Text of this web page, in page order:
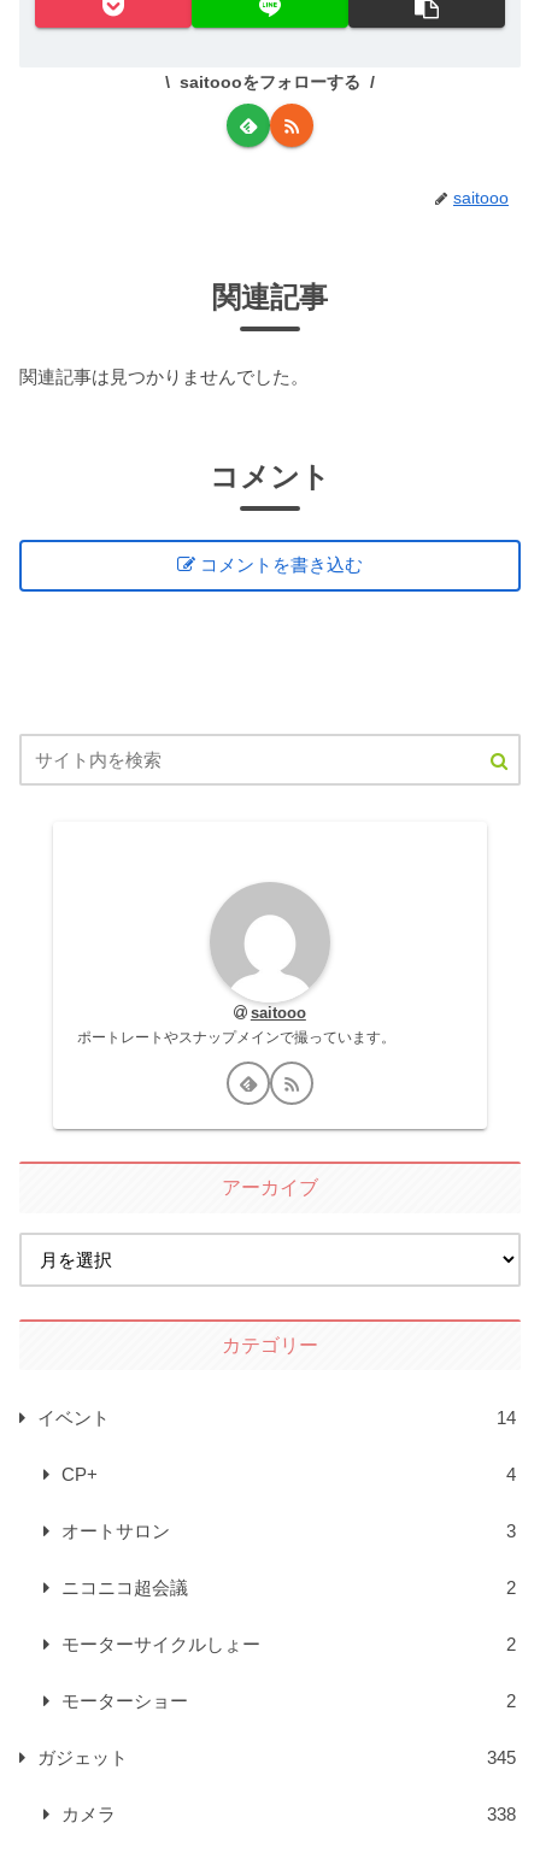
saitoooをフォローする
saitooo
関連記事
関連記事は見つかりませんでした。
コメント
コメントを書き込む
saitooo
ポートレートやスナップメインで撮っています。
アーカイブ
カテゴリー
イベント 14
CP+ 4
オートサロン 3
ニコニコ超会議 2
モーターサイクルしょー 2
モーターショー 2
ガジェット 345
カメラ 338